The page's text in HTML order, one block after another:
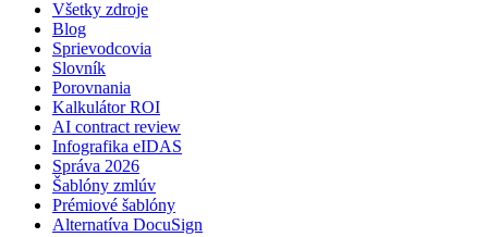
Všetky zdroje
Blog
Sprievodcovia
Slovník
Porovnania
Kalkulátor ROI
AI contract review
Infografika eIDAS
Správa 2026
Šablóny zmlúv
Prémiové šablóny
Alternatíva DocuSign